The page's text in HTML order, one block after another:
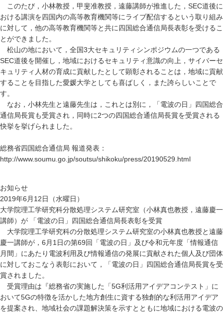
このたび，小林教授，甲斐准教授，遠藤講師が推進した，SEC道後に
おける講演を四国内の高等教育機関等にライブ配信するという取り組み
に対して，他の高等教育機関等と共に四国総合通信局長表彰を受けるこ
とができました。
松山の地において，全国3大セキュリティシンポジウムの一つである
SEC道後を開催し，地域におけるセキュリティ意識の向上，サイバーセ
キュリティ人材の育成に貢献したとして顕彰されることは，地域に貢献
することを目指した愛媛大学としても喜ばしく，また誇らしいことで
す。
なお，小林先生と遠藤先生は，これとは別に，「電波の日」四国総合
通信局長賞も受賞され，同時に2つの四国総合通信局長賞を受賞される
快挙を挙げられました。
総務省四国総合通信局 報道発表：
http://www.soumu.go.jp/soutsu/shikoku/press/20190529.html
お知らせ
2019年6月12日（水曜日）
大学院理工学研究科分散処理システム研究室（小林真也教授，遠藤慶一
講師）が 「電波の日」四国総合通信局長表彰を受賞
大学院理工学研究科の分散処理システム研究室の小林真也教授と遠藤
慶一講師が，6月1日の第69回「電波の日」及び令和元年度「情報通信
月間」にあたり電波利用及び情報通信の発展に貢献された個人及び団体
に対しておこなう表彰において，「電波の日」四国総合通信局長賞を受
賞されました。
受賞理由は『総務省の実施した「5G利活用アイデアコンテスト」に
おいて5Gの特徴を活かした地方創生に資する独創的な利活用アイデア
を提案され、地域社会の課題解決策を示すとともに地域における電波の